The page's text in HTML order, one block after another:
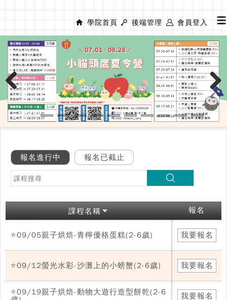
學院首頁 後端管理 會員登入
Previous Next
報名進行中 報名已截止
課程名稱 報名
⭐09/05親子烘焙-青檸優格蛋糕(2-6歲) 我要報名
⭐09/12螢光水彩-沙灘上的小螃蟹(2-6歲) 我要報名
⭐09/19親子烘焙-動物大遊行造型餅乾(2-6
我要報名